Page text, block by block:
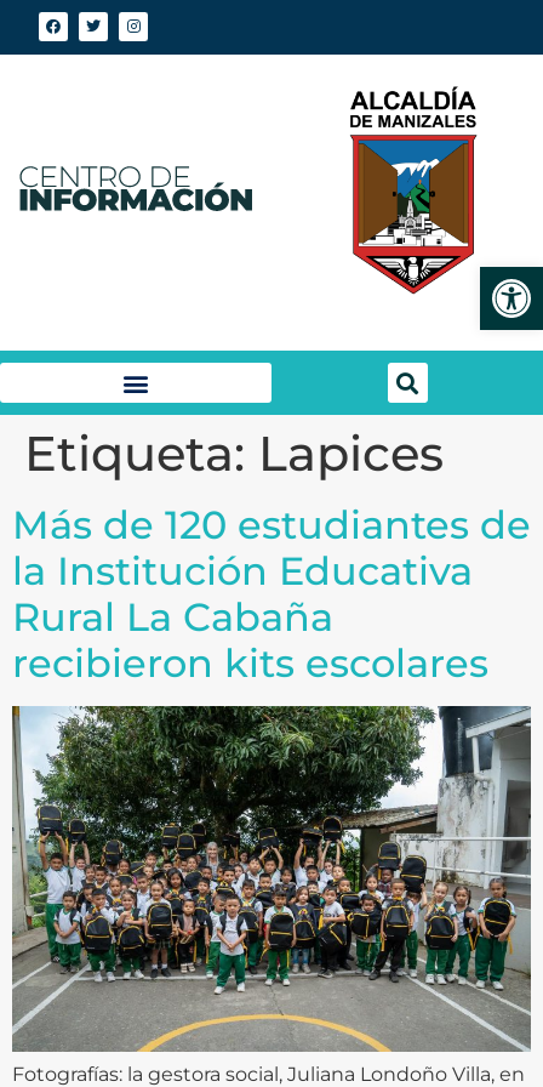
Etiqueta: Lapices
Más de 120 estudiantes de
la Institución Educativa
Rural La Cabaña
recibieron kits escolares
Fotografías: la gestora social, Juliana Londoño Villa, en